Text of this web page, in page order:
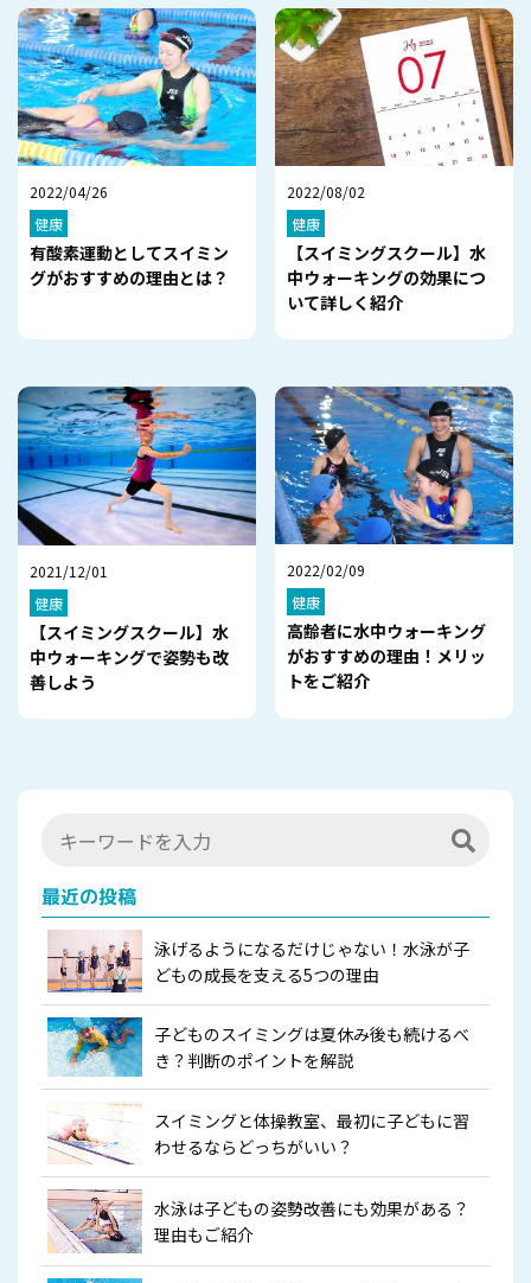
2022/04/26
健康
有酸素運動としてスイミン
グがおすすめの理由とは？
2022/08/02
健康
【スイミングスクール】水
中ウォーキングの効果につ
いて詳しく紹介
2021/12/01
健康
【スイミングスクール】水
中ウォーキングで姿勢も改
善しよう
2022/02/09
健康
高齢者に水中ウォーキング
がおすすめの理由！メリッ
トをご紹介
最近の投稿
泳げるようになるだけじゃない！水泳が子
どもの成長を支える5つの理由
子どものスイミングは夏休み後も続けるべ
き？判断のポイントを解説
スイミングと体操教室、最初に子どもに習
わせるならどっちがいい？
水泳は子どもの姿勢改善にも効果がある？
理由もご紹介